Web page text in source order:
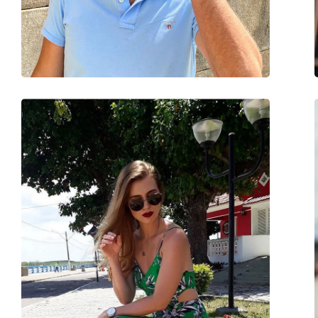
Poids:
130 g
Plaquettes de nez ajustables:
Oui
Charnière à ressort:
Non
Accessoires
Étui:
Oui
Tissu de nettoyage:
Oui
Autres
Sexe:
Pour hommes
Catégorie:
Lunettes de soleil
Marque:
David Beckham
Utilisation:
Mode
Code:
DB 7037/G/S T5U